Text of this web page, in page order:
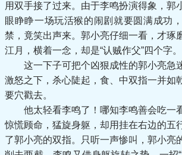
用双手接了过来。由于李鸣扮演得象，郭
眼睁睁一场玩活猴的闹剧就要圆满成功
禁，竟笑出声来。郭小亮仔细一看，才琢
江月，横着一念，却是“认贼作父”四个字。
这一下子可把个凶狠成性的郭小亮急迷
激怒之下，杀心陡起，食、中双指一并如
要穴戳去。
他太轻看李鸣了！哪知李鸣善会吃一
惊慌顾命，猛旋身躯，却用挂在右边的五
了郭小亮的双指。只听一声惨叫，郭小亮